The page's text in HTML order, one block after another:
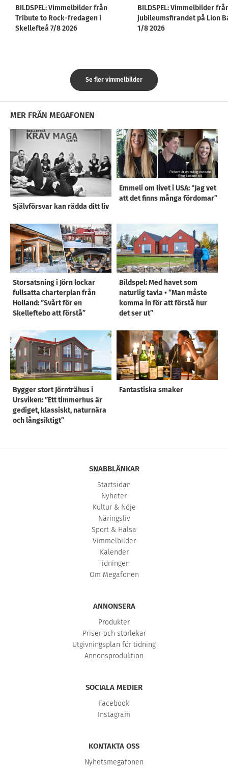
BILDSPEL: Vimmelbilder från
Tribute to Rock-fredagen i
Skellefteå 7/8 2026
BILDSPEL: Vimmelbilder
jubileumsfirandet på Lion
1/8 2026
Se fler vimmelbilder
MER FRÅN MEGAFONEN
Självförsvar kan rädda ditt liv
Emmeli om livet i USA: “Jag vet
att det finns många fördomar”
Storsatsning i Jörn lockar
fullsatta charterplan från
Holland: ”Svårt för en
Skelleftebo att förstå”
Bildspel: Med havet som
naturlig tavla • ”Man måste
komma in för att förstå hur
det ser ut”
Bygger stort Jörnträhus i
Ursviken: ”Ett timmerhus är
gediget, klassiskt, naturnära
och långsiktigt”
Fantastiska smaker
SNABBLÄNKAR
Startsidan
Nyheter
Kultur & Nöje
Näringsliv
Sport & Hälsa
Vimmelbilder
Kalender
Tidningen
Om Megafonen
ANNONSERA
Produkter
Priser och storlekar
Utgivningsplan för tidning
Annonsproduktion
SOCIALA MEDIER
Facebook
Instagram
KONTAKTA OSS
Nyhetsmegafonen